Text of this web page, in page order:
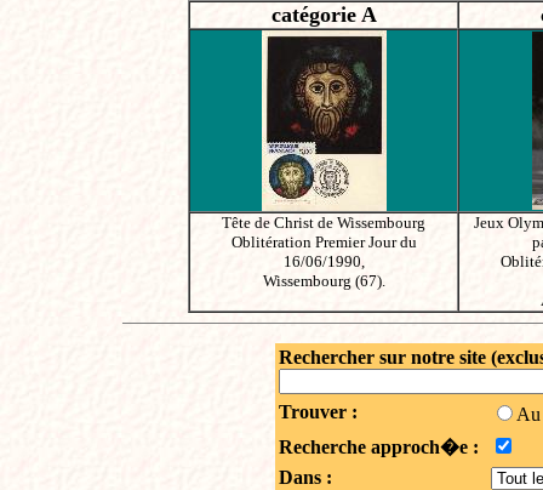
catégorie A
Tête de Christ de Wissembourg
Oblitération Premier Jour du
16/06/1990,
Wissembourg (67).
Jeux
Rechercher sur notre site
Trouver :
Au
Recherche approch�e :
Dans :